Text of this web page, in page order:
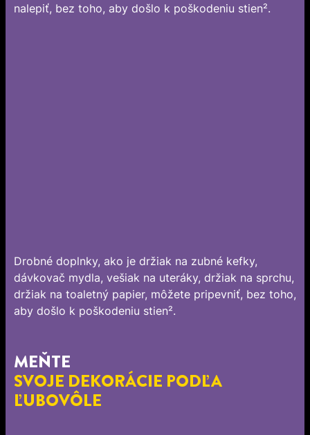
nalepiť, bez toho, aby došlo k poškodeniu stien².
Drobné doplnky, ako je držiak na zubné kefky,
dávkovač mydla, vešiak na uteráky, držiak na sprchu,
držiak na toaletný papier, môžete pripevniť, bez toho,
aby došlo k poškodeniu stien².
MEŇTE
SVOJE DEKORÁCIE PODĽA
ĽUBOVÔLE